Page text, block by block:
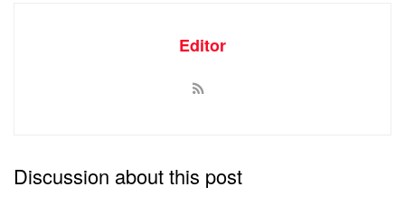
Editor
Discussion about this post